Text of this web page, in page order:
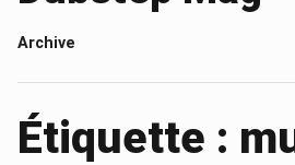
Archive
Étiquette :